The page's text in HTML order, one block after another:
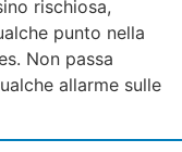
rischiosa,
punto nella
Non passa
allarme sulle